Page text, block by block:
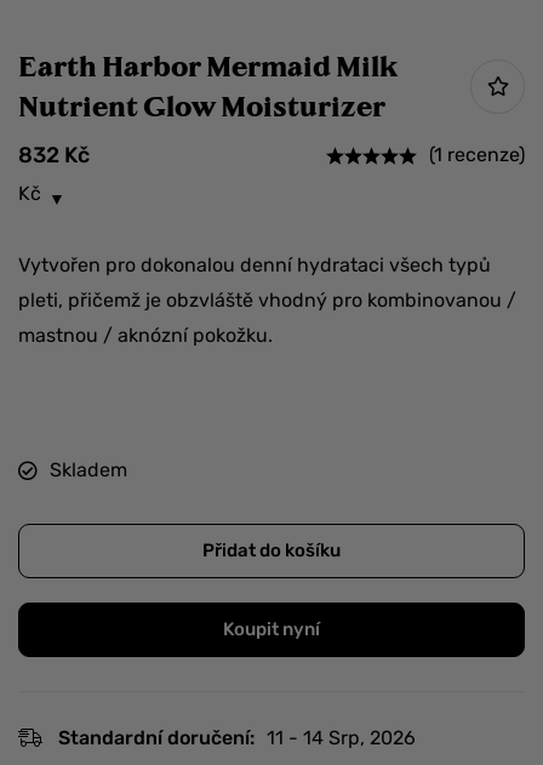
Earth Harbor Mermaid Milk
Nutrient Glow Moisturizer
832 Kč
(1 recenze)
Kč
Vytvořen pro dokonalou denní hydrataci všech typů
pleti, přičemž je obzvláště vhodný pro kombinovanou /
mastnou / aknózní pokožku.
Skladem
Přidat do košíku
Koupit nyní
Standardní doručení: 11 - 14 Srp, 2026